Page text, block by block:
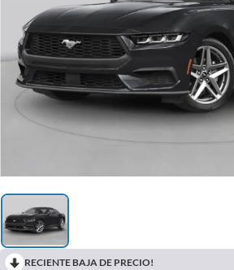
RECIENTE BAJA DE PRECIO!